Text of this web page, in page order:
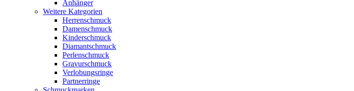
Anhänger
Weitere Kategorien
Herrenschmuck
Damenschmuck
Kinderschmuck
Diamantschmuck
Perlenschmuck
Gravurschmuck
Verlobungsringe
Partnerringe